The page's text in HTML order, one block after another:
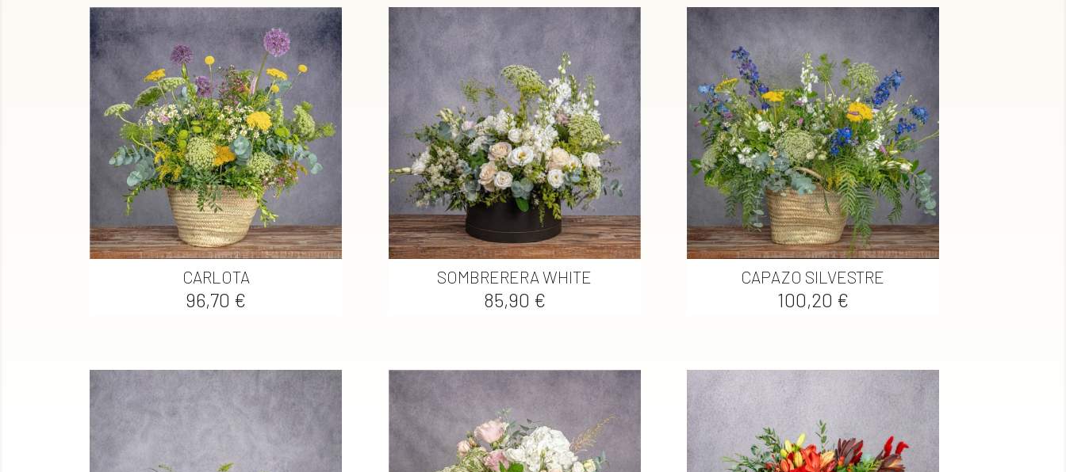
CARLOTA
Precio
96,70 €
Vista rápida SOMBRERERA WHITE
Precio
85,90 €
Vista rápida CAPAZO SILVESTRE
Precio
100,20 €
Vista rápida